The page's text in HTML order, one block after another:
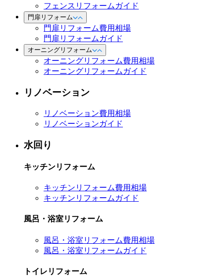
フェンスリフォームガイド
門扉リフォーム
門扉リフォーム費用相場
門扉リフォームガイド
オーニングリフォーム
オーニングリフォーム費用相場
オーニングリフォームガイド
リノベーション
リノベーション費用相場
リノベーションガイド
水回り
キッチンリフォーム
キッチンリフォーム費用相場
キッチンリフォームガイド
風呂・浴室リフォーム
風呂・浴室リフォーム費用相場
風呂・浴室リフォームガイド
トイレリフォーム